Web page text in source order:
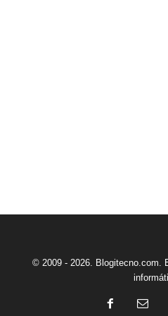
© 2009 - 2026. Blogitecno.com.